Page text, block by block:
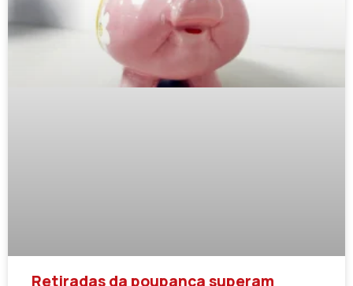
Retiradas da poupança superam